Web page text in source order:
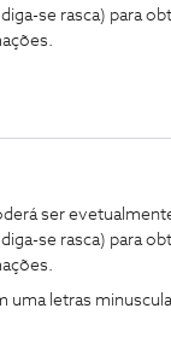
se rasca) para
ser
se rasca) para
uma letras